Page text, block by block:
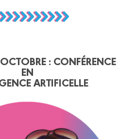
: CONFÉRENCE
EN
ARTIFICELLE